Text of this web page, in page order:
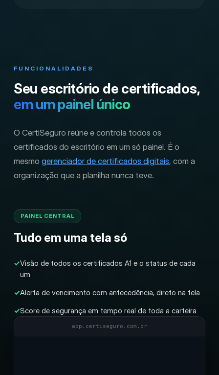
FUNCIONALIDADES
Seu escritório de certificados,
em um painel único
O CertiSeguro reúne e controla todos os
certificados do escritório em um só painel. É o
mesmo gerenciador de certificados digitais, com a
organização que a planilha nunca teve.
app.certiseguro.com.br
PAINEL CENTRAL
Tudo em uma tela só
✓Visão de todos os certificados A1 e o status de cada
um
✓Alerta de vencimento com antecedência, direto na tela
✓Score de segurança em tempo real de toda a carteira